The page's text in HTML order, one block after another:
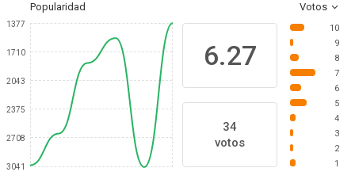
Popularidad Votos
1377
1710
2043
2375
2708
3041
6.27
34
votos
10
9
8
7
6
5
4
3
2
1